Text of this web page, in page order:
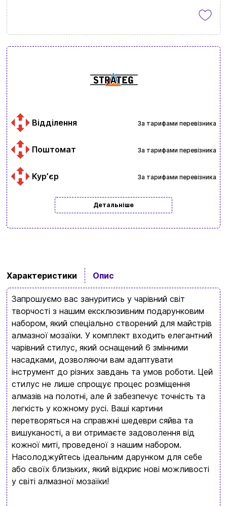
Відділення За тарифами перевізника
Поштомат За тарифами перевізника
Курʼєр За тарифами перевізника
Детальніше
Характеристики Опис
Запрошуємо вас зануритись у чарівний світ
творчості з нашим ексклюзивним подарунковим
набором, який спеціально створений для майстрів
алмазної мозаїки. У комплект входить елегантний
чарівний стилус, який оснащений 6 змінними
насадками, дозволяючи вам адаптувати
інструмент до різних завдань та умов роботи. Цей
стилус не лише спрощує процес розміщення
алмазів на полотні, але й забезпечує точність та
легкість у кожному русі. Ваші картини
перетворяться на справжні шедеври сяйва та
вишуканості, а ви отримаєте задоволення від
кожної миті, проведеної з нашим набором.
Насолоджуйтесь ідеальним дарунком для себе
або своїх близьких, який відкриє нові можливості
у світі алмазної мозаїки!
Доставка та оплата
Новини та статті
Повернення та обмін товарів
Політика конфіденційності
Контакти
+380996393746
+380634324164
Замовити дзвінок
kubix.boardgames@gmail.com
Мова сайту:
Ваш кошик зараз порожній
Перегляньте асортимент нашого магазину і ви
обовʼязково знайдете щось цікавеньке